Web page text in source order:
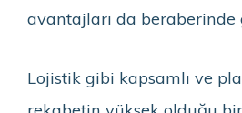
avantajları da
Lojistik gibi kapsamlı ve